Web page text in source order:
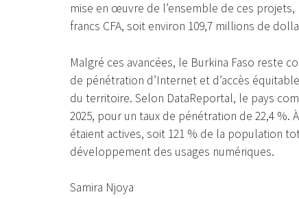
mise en œuvre de l’ensemble de ces
francs CFA, soit environ 109,7 millions de
Malgré ces avancées, le Burkina Faso reste
de pénétration d’Internet et d’accès
du territoire. Selon DataReportal, le pays
2025, pour un taux de pénétration de 22,4
étaient actives, soit 121 % de la population
développement des usages numériques.
Samira Njoya